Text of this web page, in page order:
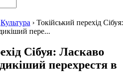
Культура › Токійський перехід Сібуя:
пере...
Сібуя: Ласкаво
перехрестя в